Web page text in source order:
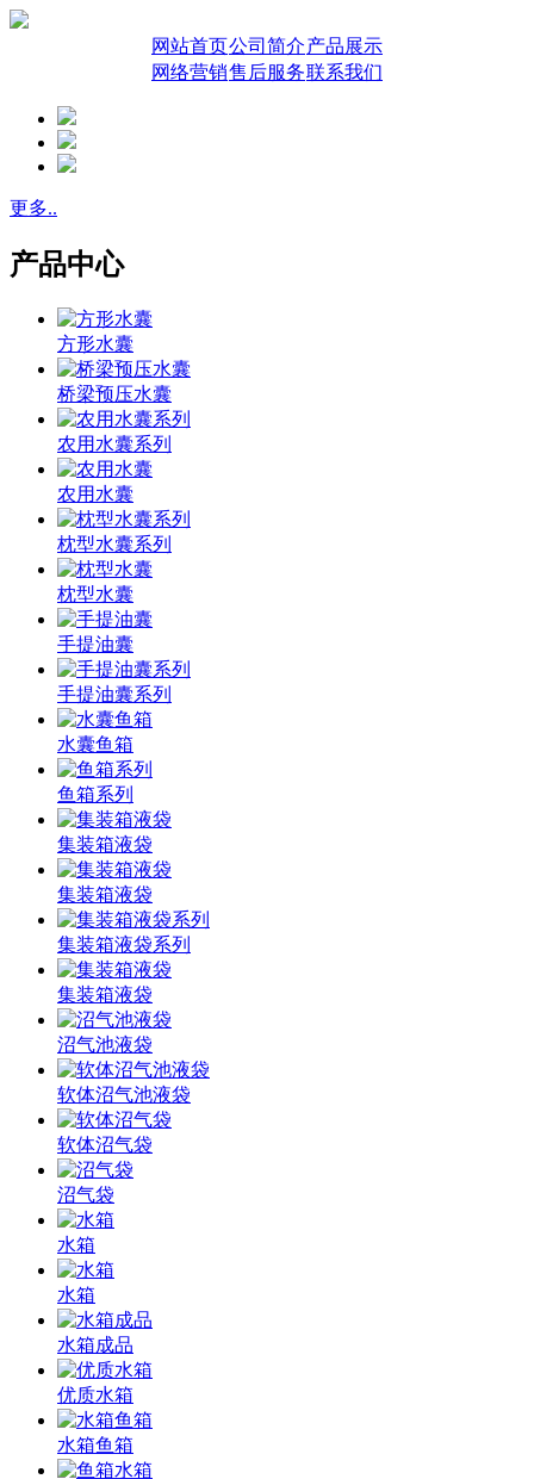
网站首页公司简介产品展示
网络营销售后服务联系我们
更多..
产品中心
方形水囊
桥梁预压水囊
农用水囊系列
农用水囊
枕型水囊系列
枕型水囊
手提油囊
手提油囊系列
水囊鱼箱
鱼箱系列
集装箱液袋
集装箱液袋
集装箱液袋系列
集装箱液袋
沼气池液袋
软体沼气池液袋
软体沼气袋
沼气袋
水箱
水箱
水箱成品
优质水箱
水箱鱼箱